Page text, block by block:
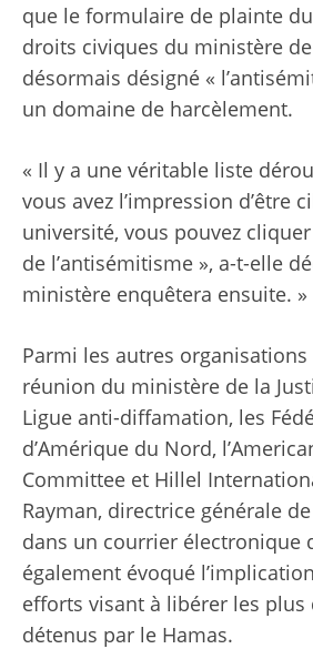
que le formulaire de plainte
droits civiques du ministère de
désormais désigné «
un domaine de harcèlement.
« Il y a une véritable liste
vous avez l’impression d’être
université, vous pouvez cliquer
de l’antisémitisme », a-t-elle
ministère enquêtera ensuite. »
Parmi les autres
réunion du ministère de la
Ligue anti-diffamation, les
d’Amérique du Nord,
Committee et Hillel
Rayman, directrice générale de
dans un courrier électronique
également évoqué
efforts visant à libérer les plus
détenus par le Hamas.